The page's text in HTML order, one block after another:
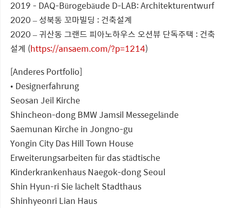
2019 - DAQ-Bürogebäude D-LAB: Architekturentwurf
2020 – 성북동 꼬마빌딩 : 건축설계
2020 – 귀산동 그랜드 피아노하우스 오션뷰 단독주택 : 건축
설계 (https://ansaem.com/?p=1214)
[Anderes Portfolio]
• Designerfahrung
Seosan Jeil Kirche
Shincheon-dong BMW Jamsil Messegelände
Saemunan Kirche in Jongno-gu
Yongin City Das Hill Town House
Erweiterungsarbeiten für das städtische
Kinderkrankenhaus Naegok-dong Seoul
Shin Hyun-ri Sie lächelt Stadthaus
Shinhyeonri Lian Haus